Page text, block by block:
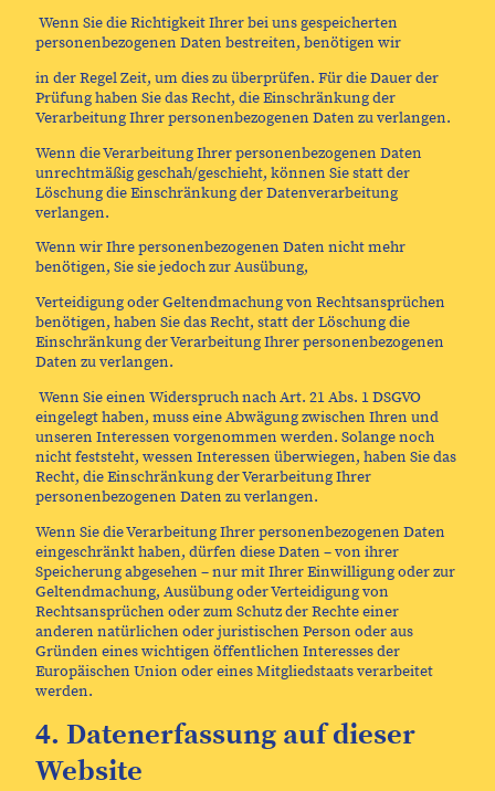
Wenn Sie die Richtigkeit Ihrer bei uns gespeicherten
personenbezogenen Daten bestreiten, benötigen wir
in der Regel Zeit, um dies zu überprüfen. Für die Dauer der
Prüfung haben Sie das Recht, die Einschränkung der
Verarbeitung Ihrer personenbezogenen Daten zu verlangen.
Wenn die Verarbeitung Ihrer personenbezogenen Daten
unrechtmäßig geschah/geschieht, können Sie statt der
Löschung die Einschränkung der Datenverarbeitung
verlangen.
Wenn wir Ihre personenbezogenen Daten nicht mehr
benötigen, Sie sie jedoch zur Ausübung,
Verteidigung oder Geltendmachung von Rechtsansprüchen
benötigen, haben Sie das Recht, statt der Löschung die
Einschränkung der Verarbeitung Ihrer personenbezogenen
Daten zu verlangen.
Wenn Sie einen Widerspruch nach Art. 21 Abs. 1 DSGVO
eingelegt haben, muss eine Abwägung zwischen Ihren und
unseren Interessen vorgenommen werden. Solange noch
nicht feststeht, wessen Interessen überwiegen, haben Sie das
Recht, die Einschränkung der Verarbeitung Ihrer
personenbezogenen Daten zu verlangen.
Wenn Sie die Verarbeitung Ihrer personenbezogenen Daten
eingeschränkt haben, dürfen diese Daten – von ihrer
Speicherung abgesehen – nur mit Ihrer Einwilligung oder zur
Geltendmachung, Ausübung oder Verteidigung von
Rechtsansprüchen oder zum Schutz der Rechte einer
anderen natürlichen oder juristischen Person oder aus
Gründen eines wichtigen öffentlichen Interesses der
Europäischen Union oder eines Mitgliedstaats verarbeitet
werden.
4. Datenerfassung auf dieser
Website